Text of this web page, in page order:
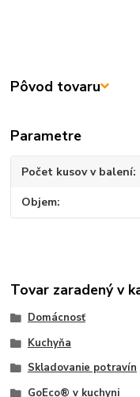
Pôvod tovaru
Parametre
Počet kusov v balení
Objem
Tovar zaradený v
Domácnosť
Kuchyňa
Skladovanie potravín
GoEco® v kuchyni